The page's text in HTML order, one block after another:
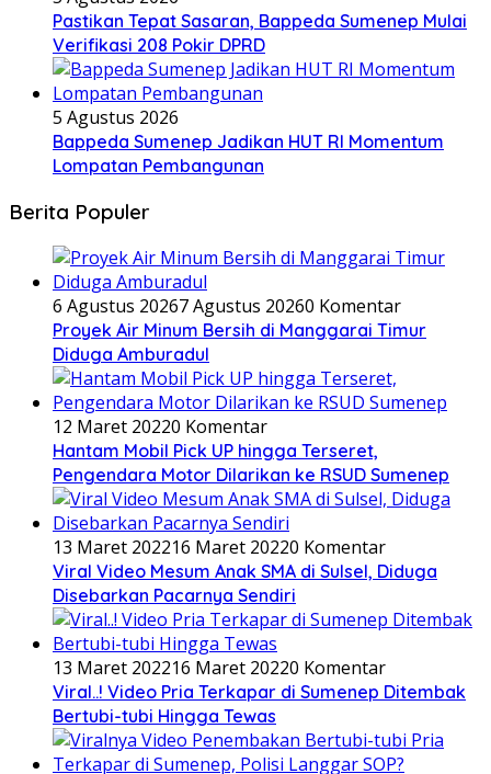
Pastikan Tepat Sasaran, Bappeda Sumenep Mulai
Verifikasi 208 Pokir DPRD
5 Agustus 2026
Bappeda Sumenep Jadikan HUT RI Momentum
Lompatan Pembangunan
Berita Populer
6 Agustus 20267 Agustus 20260 Komentar
Proyek Air Minum Bersih di Manggarai Timur
Diduga Amburadul
12 Maret 20220 Komentar
Hantam Mobil Pick UP hingga Terseret,
Pengendara Motor Dilarikan ke RSUD Sumenep
13 Maret 202216 Maret 20220 Komentar
Viral Video Mesum Anak SMA di Sulsel, Diduga
Disebarkan Pacarnya Sendiri
13 Maret 202216 Maret 20220 Komentar
Viral..! Video Pria Terkapar di Sumenep Ditembak
Bertubi-tubi Hingga Tewas